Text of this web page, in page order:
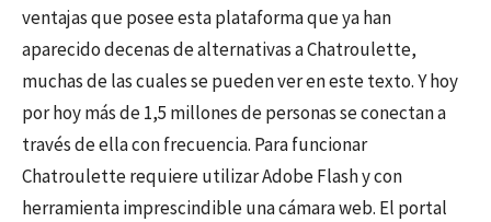
ventajas que posee esta plataforma que ya han
aparecido decenas de alternativas a Chatroulette,
muchas de las cuales se pueden ver en este texto. Y hoy
por hoy más de 1,5 millones de personas se conectan a
través de ella con frecuencia. Para funcionar
Chatroulette requiere utilizar Adobe Flash y con
herramienta imprescindible una cámara web. El portal